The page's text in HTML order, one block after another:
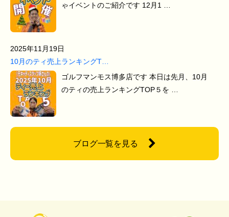
ゃイベントのご紹介です 12月1 …
2025年11月19日
10月のティ売上ランキングT…
ゴルフマンモス博多店です 本日は先月、10月
のティの売上ランキングTOP５を …
ブログ一覧を見る